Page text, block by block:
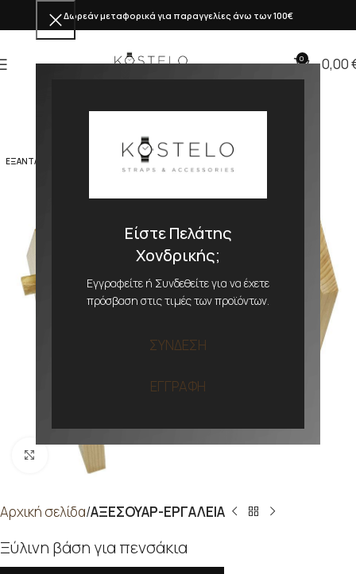
Είστε Πελάτης
Χονδρικής;
Εγγραφείτε ή Συνδεθείτε για να έχετε
πρόσβαση στις τιμές των προϊόντων.
ΣΥΝΔΕΣΗ
ΕΓΓΡΑΦΗ
Δωρεάν μεταφορικά για παραγγελίες άνω των 100€
0 0,00
ΕΞΑΝΤΛΗΜΕΝΟ
Προβολή
Αρχική σελίδα ΑΞΕΣΟΥΑΡ-ΕΡΓΑΛΕΙΑ
Ξύλινη βάση για πενσάκια